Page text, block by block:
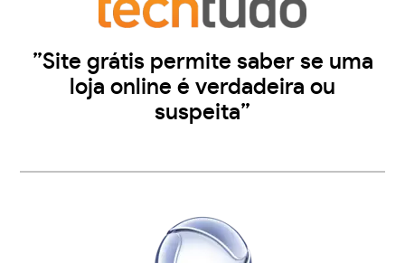
”Site grátis permite saber se uma
loja online é verdadeira ou
suspeita”